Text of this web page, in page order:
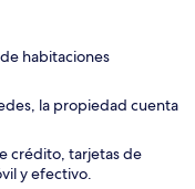
habitaciones
la propiedad cuenta
crédito, tarjetas de
y efectivo.